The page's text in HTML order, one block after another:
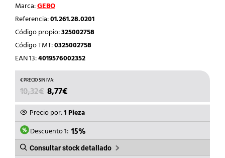
Marca:GEBO
Referencia:01.261.28.0201
Código propio:325002758
Código TMT:0325002758
EAN 13:4019576002352
10,32€ EL
PRECIO
ORIGINAL
ERA:
10,32€.
8,77€
PRECIO
ACTUAL
ES:
8,77€.
Precio por:1 Pieza
Descuento 1: 15%
Consultar stock detallado